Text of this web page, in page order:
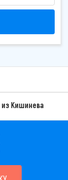
из Кишинева